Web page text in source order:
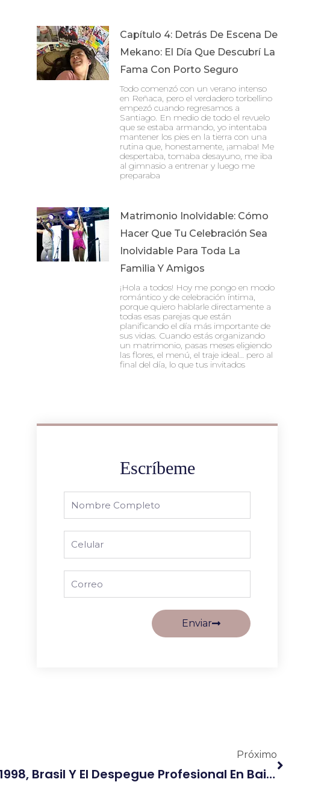
Capítulo 4: Detrás De Escena De
Mekano: El Día Que Descubrí La
Fama Con Porto Seguro
Todo comenzó con un verano intenso
en Reñaca, pero el verdadero torbellino
empezó cuando regresamos a
Santiago. En medio de todo el revuelo
que se estaba armando, yo intentaba
mantener los pies en la tierra con una
rutina que, honestamente, ¡amaba! Me
despertaba, tomaba desayuno, me iba
al gimnasio a entrenar y luego me
preparaba
Matrimonio Inolvidable: Cómo
Hacer Que Tu Celebración Sea
Inolvidable Para Toda La
Familia Y Amigos
¡Hola a todos! Hoy me pongo en modo
romántico y de celebración íntima,
porque quiero hablarle directamente a
todas esas parejas que están
planificando el día más importante de
sus vidas. Cuando estás organizando
un matrimonio, pasas meses eligiendo
las flores, el menú, el traje ideal… pero al
final del día, lo que tus invitados
Escríbeme
Phone
Enviar
Próximo
«Mi Historia: 1998, Brasil Y El Despegue Profesional En Baile, Animación Y TV»